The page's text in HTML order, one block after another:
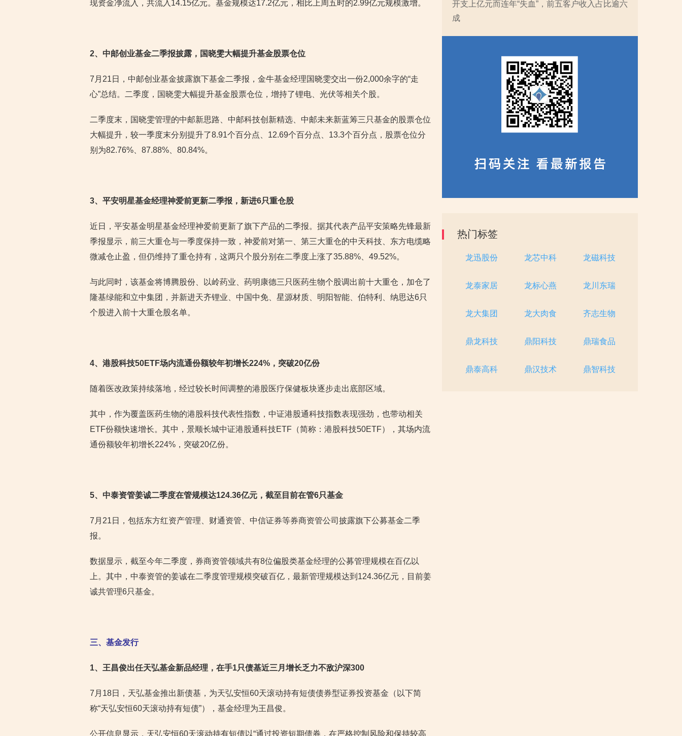
现资金净流入，共流入14.15亿元。基金规模达17.2亿元，相比上周五时的2.99亿元规模激增。
2、中邮创业基金二季报披露，国晓雯大幅提升基金股票仓位
7月21日，中邮创业基金披露旗下基金二季报，金牛基金经理国晓雯交出一份2,000余字的“走
心”总结。二季度，国晓雯大幅提升基金股票仓位，增持了锂电、光伏等相关个股。
二季度末，国晓雯管理的中邮新思路、中邮科技创新精选、中邮未来新蓝筹三只基金的股票仓位
大幅提升，较一季度末分别提升了8.91个百分点、12.69个百分点、13.3个百分点，股票仓位分
别为82.76%、87.88%、80.84%。
3、平安明星基金经理神爱前更新二季报，新进6只重仓股
近日，平安基金明星基金经理神爱前更新了旗下产品的二季报。据其代表产品平安策略先锋最新
季报显示，前三大重仓与一季度保持一致，神爱前对第一、第三大重仓的中天科技、东方电缆略
微减仓止盈，但仍维持了重仓持有，这两只个股分别在二季度上涨了35.88%、49.52%。
与此同时，该基金将博腾股份、以岭药业、药明康德三只医药生物个股调出前十大重仓，加仓了
隆基绿能和立中集团，并新进天齐锂业、中国中免、星源材质、明阳智能、伯特利、纳思达6只
个股进入前十大重仓股名单。
4、港股科技50ETF场内流通份额较年初增长224%，突破20亿份
随着医改政策持续落地，经过较长时间调整的港股医疗保健板块逐步走出底部区域。
其中，作为覆盖医药生物的港股科技代表性指数，中证港股通科技指数表现强劲，也带动相关
ETF份额快速增长。其中，景顺长城中证港股通科技ETF（简称：港股科技50ETF），其场内流
通份额较年初增长224%，突破20亿份。
5、中泰资管姜诚二季度在管规模达124.36亿元，截至目前在管6只基金
7月21日，包括东方红资产管理、财通资管、中信证券等券商资管公司披露旗下公募基金二季
报。
数据显示，截至今年二季度，券商资管领域共有8位偏股类基金经理的公募管理规模在百亿以
上。其中，中泰资管的姜诚在二季度管理规模突破百亿，最新管理规模达到124.36亿元，目前姜
诚共管理6只基金。
三、基金发行
1、王昌俊出任天弘基金新品经理，在手1只债基近三月增长乏力不敌沪深300
7月18日，天弘基金推出新债基，为天弘安恒60天滚动持有短债债券型证券投资基金（以下简
称“天弘安恒60天滚动持有短债”），基金经理为王昌俊。
公开信息显示，天弘安恒60天滚动持有短债以“通过投资短期债券，在严格控制风险和保持较高
开支上亿元而连年“失血”，前五客户收入占比逾六
成
热门标签
龙迅股份 龙芯中科 龙磁科技
龙泰家居 龙标心燕 龙川东瑞
龙大集团 龙大肉食 齐志生物
鼎龙科技 鼎阳科技 鼎瑞食品
鼎泰高科 鼎汉技术 鼎智科技